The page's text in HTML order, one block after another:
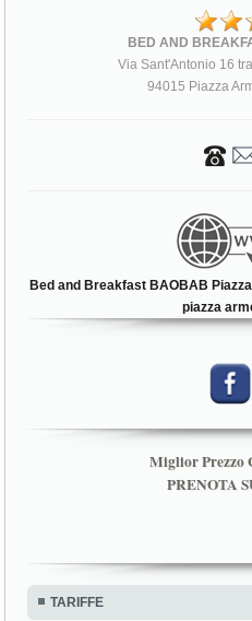
BED AND
Via Sant'Antonio 16
94015 Piazza
Bed and Breakfast BAOBAB
piazza
Miglior Prezzo
PRENOTA
TARIFFE